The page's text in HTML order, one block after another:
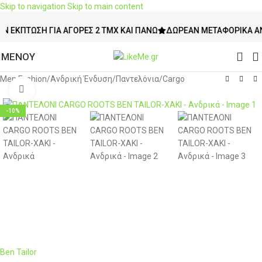
Skip to navigation Skip to main content
ΓΙΑ ΑΓΟΡΈΣ 2 ΤΜΧ ΚΑΙ ΠΆΝΩ ΔΩΡΕΆΝ ΜΕΤΑΦΟΡΙΚΆ ΆΝΩ
ΜΕΝΟΥ
Men Fashion/Ανδρική Ένδυση/Παντελόνια/Cargo
-10%
Ben Tailor